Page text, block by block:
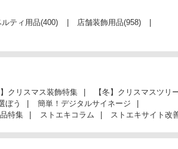
ティ用品(400) 店舗装飾用品(958)
クリスマス装飾特集
【冬】クリスマスツリ
ぼう
簡単！デジタルサイネージ
特集
ストエキコラム ストエキサイト改